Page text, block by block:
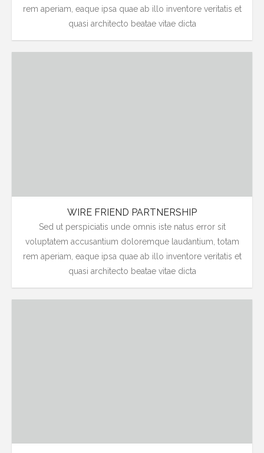
rem aperiam, eaque ipsa quae ab illo inventore veritatis et
quasi architecto beatae vitae dicta
WIRE FRIEND PARTNERSHIP
Sed ut perspiciatis unde omnis iste natus error sit
voluptatem accusantium doloremque laudantium, totam
rem aperiam, eaque ipsa quae ab illo inventore veritatis et
quasi architecto beatae vitae dicta